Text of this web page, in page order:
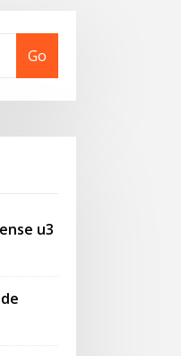
Go
u3